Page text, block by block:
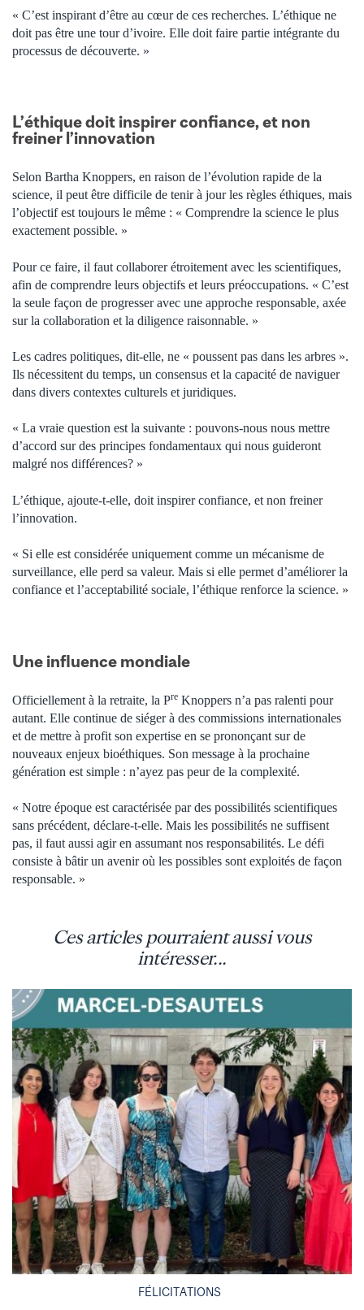
« C’est inspirant d’être au cœur de ces recherches. L’éthique ne
doit pas être une tour d’ivoire. Elle doit faire partie intégrante du
processus de découverte. »
L’éthique doit inspirer confiance, et non
freiner l’innovation
Selon Bartha Knoppers, en raison de l’évolution rapide de la
science, il peut être difficile de tenir à jour les règles éthiques, mais
l’objectif est toujours le même : « Comprendre la science le plus
exactement possible. »
Pour ce faire, il faut collaborer étroitement avec les scientifiques,
afin de comprendre leurs objectifs et leurs préoccupations. « C’est
la seule façon de progresser avec une approche responsable, axée
sur la collaboration et la diligence raisonnable. »
Les cadres politiques, dit-elle, ne « poussent pas dans les arbres ».
Ils nécessitent du temps, un consensus et la capacité de naviguer
dans divers contextes culturels et juridiques.
« La vraie question est la suivante : pouvons-nous nous mettre
d’accord sur des principes fondamentaux qui nous guideront
malgré nos différences? »
L’éthique, ajoute-t-elle, doit inspirer confiance, et non freiner
l’innovation.
« Si elle est considérée uniquement comme un mécanisme de
surveillance, elle perd sa valeur. Mais si elle permet d’améliorer la
confiance et l’acceptabilité sociale, l’éthique renforce la science. »
Une influence mondiale
Officiellement à la retraite, la Pre Knoppers n’a pas ralenti pour
autant. Elle continue de siéger à des commissions internationales
et de mettre à profit son expertise en se prononçant sur de
nouveaux enjeux bioéthiques. Son message à la prochaine
génération est simple : n’ayez pas peur de la complexité.
« Notre époque est caractérisée par des possibilités scientifiques
sans précédent, déclare-t-elle. Mais les possibilités ne suffisent
pas, il faut aussi agir en assumant nos responsabilités. Le défi
consiste à bâtir un avenir où les possibles sont exploités de façon
responsable. »
Ces articles pourraient aussi vous
intéresser...
FÉLICITATIONS